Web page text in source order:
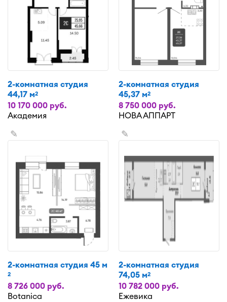
2-комнатная студия
44,17 м2
10 170 000 руб.
Академия
2-комнатная студия
45,37 м2
8 750 000 руб.
НОВА АППАРТ
✎
2-комнатная студия 45 м
2
8 726 000 руб.
Botanica
✎
2-комнатная студия
74,05 м2
10 782 000 руб.
Ежевика